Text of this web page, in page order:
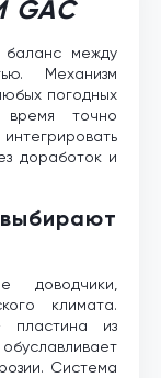
между
Механизм
погодных
точно
доработок и
доводчики,
климата.
пластина из
Система